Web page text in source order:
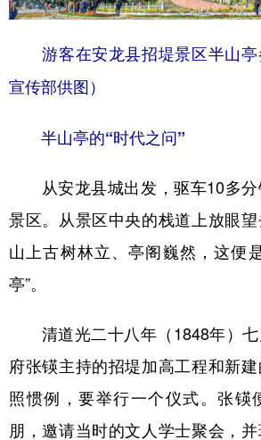
陕西 甘肃
新疆 内蒙古 黑龙
多语种频道
Русский язык 日本語
Deutsch Português
游客在安龙县招堤景区半山亭
宣传部供图）
半山亭的“时代之问”
从安龙县城出发，驱车10多分
景区。从景区中央的栈道上放眼
山上古树林立、亭阁巍然，这便
亭”。
清道光二十八年（1848年）七
府张锳主持的招堤加高工程和新
照惯例，要举行一个仪式。张锳
朋，邀请当时的文人学士聚会，